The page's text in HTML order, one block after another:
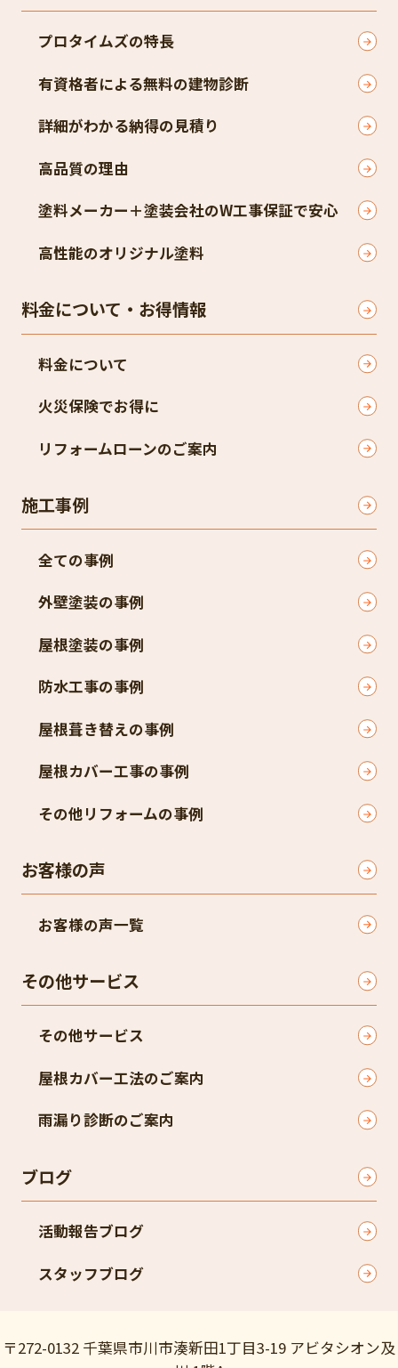
プロタイムズの特長
有資格者による無料の建物診断
詳細がわかる納得の見積り
高品質の理由
塗料メーカー＋塗装会社のW工事保証で安心
高性能のオリジナル塗料
料金について・お得情報
料金について
火災保険でお得に
リフォームローンのご案内
施工事例
全ての事例
外壁塗装の事例
屋根塗装の事例
防水工事の事例
屋根葺き替えの事例
屋根カバー工事の事例
その他リフォームの事例
お客様の声
お客様の声一覧
その他サービス
その他サービス
屋根カバー工法のご案内
雨漏り診断のご案内
ブログ
活動報告ブログ
スタッフブログ
〒272-0132 千葉県市川市湊新田1丁目3-19 アビタシオン及